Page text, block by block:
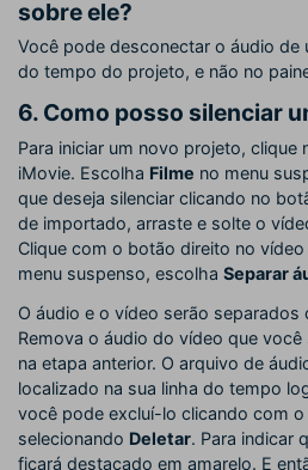
sobre ele?
Você pode desconectar o áudio de
do tempo do projeto, e não no
6. Como posso silenciar
Para iniciar um novo projeto, clique
iMovie. Escolha Filme no menu
que deseja silenciar clicando no
de importado, arraste e solte o
Clique com o botão direito no
menu suspenso, escolha Separar
O áudio e o vídeo serão
Remova o áudio do vídeo que
na etapa anterior. O arquivo de
localizado na sua linha do tempo
você pode excluí-lo clicando com
selecionando Deletar. Para indicar
ficará destacado em amarelo. E